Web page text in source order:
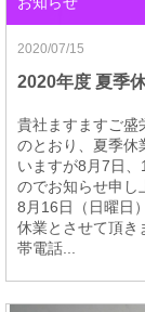
2020/07/15
2020年度 夏季
貴社ますますご盛
のとおり、夏季休
いますが8月7日
のでお知らせ申し
8月16日（日曜日
休業とさせて頂き
帯電話...